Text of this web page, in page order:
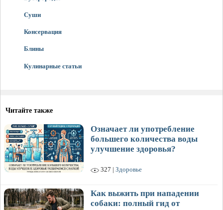
Суши
Консервация
Блины
Кулинарные статьи
Читайте также
Означает ли употребление
большего количества воды
улучшение здоровья?
327 | Здоровье
Как выжить при нападении
собаки: полный гид от